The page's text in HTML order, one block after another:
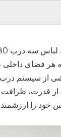
هر فضای
از سیستم
از قدرت،
خود را